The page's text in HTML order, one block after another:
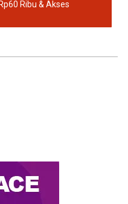
Ribu & Akses